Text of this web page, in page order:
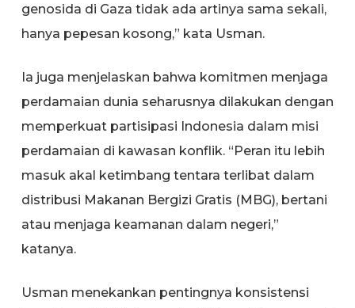
genosida di Gaza tidak ada artinya sama sekali,
hanya pepesan kosong,” kata Usman.
Ia juga menjelaskan bahwa komitmen menjaga
perdamaian dunia seharusnya dilakukan dengan
memperkuat partisipasi Indonesia dalam misi
perdamaian di kawasan konflik. “Peran itu lebih
masuk akal ketimbang tentara terlibat dalam
distribusi Makanan Bergizi Gratis (MBG), bertani
atau menjaga keamanan dalam negeri,”
katanya.
Usman menekankan pentingnya konsistensi